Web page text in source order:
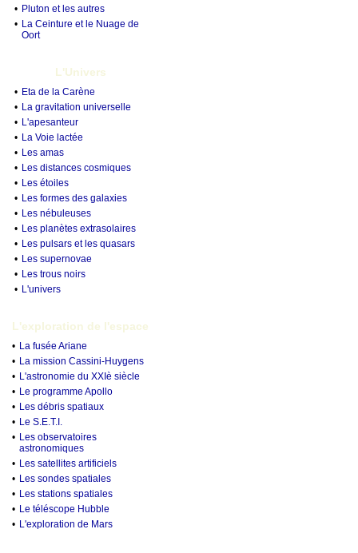
• Pluton et les autres
• La Ceinture et le Nuage de
Oort
L'Univers
• Eta de la Carène
• La gravitation universelle
• L'apesanteur
• La Voie lactée
• Les amas
• Les distances cosmiques
• Les étoiles
• Les formes des galaxies
• Les nébuleuses
• Les planètes extrasolaires
• Les pulsars et les quasars
• Les supernovae
• Les trous noirs
• L'univers
L'exploration de l'espace
• La fusée Ariane
• La mission Cassini-Huygens
• L'astronomie du XXIè siècle
• Le programme Apollo
• Les débris spatiaux
• Le S.E.T.I.
• Les observatoires
astronomiques
• Les satellites artificiels
• Les sondes spatiales
• Les stations spatiales
• Le téléscope Hubble
• L'exploration de Mars